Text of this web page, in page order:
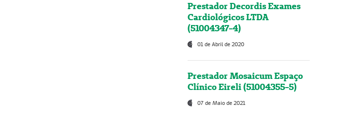
Prestador Decordis Exames
Cardiológicos LTDA
(51004347-4)
01 de Abril de 2020
Prestador Mosaicum Espaço
Clínico Eireli (51004355-5)
07 de Maio de 2021